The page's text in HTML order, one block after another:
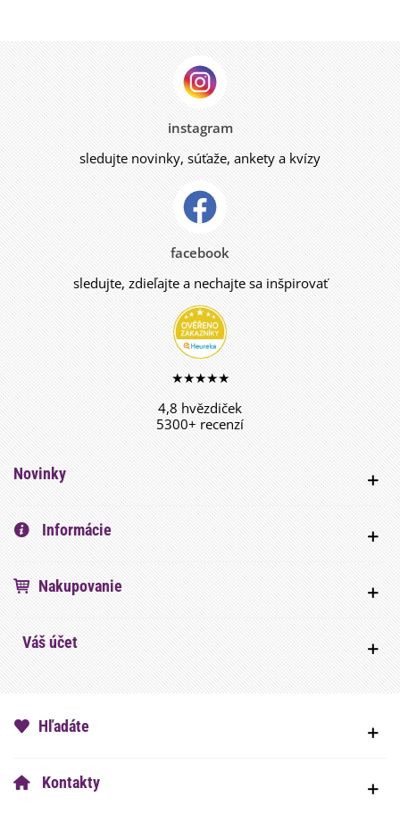
instagram
sledujte novinky, súťaže, ankety a kvízy
facebook
sledujte, zdieľajte a nechajte sa inšpirovať
★★★★★
4,8 hvězdiček
5300+ recenzí
Novinky
Informácie
Nakupovanie
Váš účet
Hľadáte
Kontakty